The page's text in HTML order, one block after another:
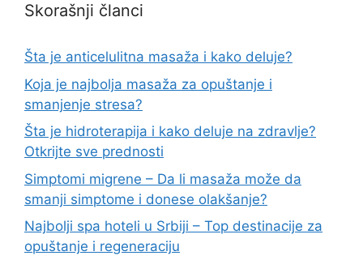
Skorašnji članci
Šta je anticelulitna masaža i kako deluje?
Koja je najbolja masaža za opuštanje i
smanjenje stresa?
Šta je hidroterapija i kako deluje na zdravlje?
Otkrijte sve prednosti
Simptomi migrene – Da li masaža može da
smanji simptome i donese olakšanje?
Najbolji spa hoteli u Srbiji – Top destinacije za
opuštanje i regeneraciju